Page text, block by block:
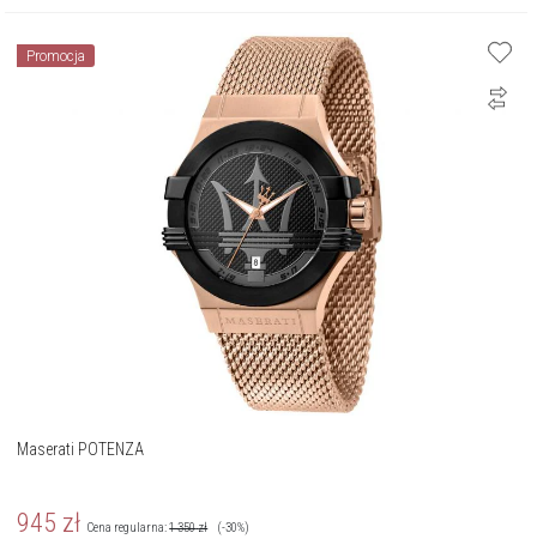
Promocja
Maserati POTENZA
945 zł Cena regularna:1 350zł
(-30%)